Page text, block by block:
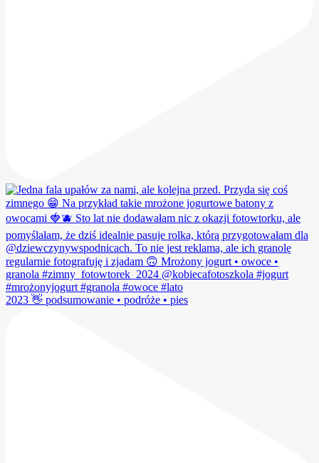
2023 👋 podsumowanie • podróże • pies